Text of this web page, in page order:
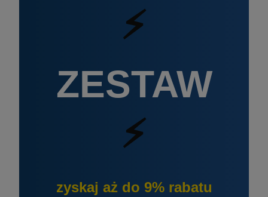
⚡
ZESTAW
⚡
zyskaj aż do 9% rabatu